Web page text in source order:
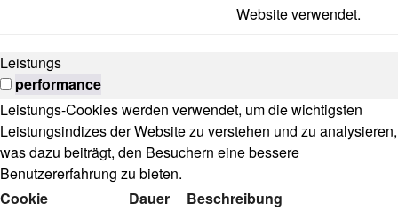
Website verwendet.
Leistungs
performance
Leistungs-Cookies werden verwendet, um die wichtigsten
Leistungsindizes der Website zu verstehen und zu analysieren,
was dazu beiträgt, den Besuchern eine bessere
Benutzererfahrung zu bieten.
Cookie
Dauer Beschreibung